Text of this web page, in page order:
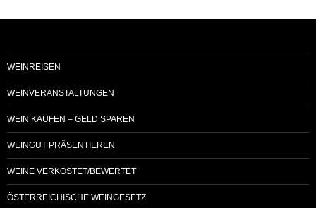
WEINREISEN
WEINVERANSTALTUNGEN
WEIN KAUFEN – GELD SPAREN
WEINGUT PRÄSENTIEREN
WEINE VERKOSTET/BEWERTET
ÖSTERREICHISCHE WEINGESETZ